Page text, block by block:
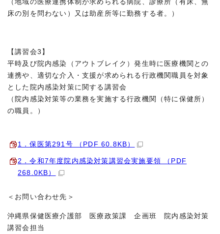
（地域の医療連携体制が求められる病院、診療所（有床、無
床の別を問わない）又は助産所等に勤務する者。）
【講習会3】
平時及び院内感染（アウトブレイク）発生時に医療機関との
連携や、適切な介入・支援が求められる行政機関職員を対象
とした院内感染対策に関する講習会
（院内感染対策等の業務を実施する行政機関（特に保健所）
の職員。）
1．保医第291号 （PDF 60.8KB）
2．令和7年度院内感染対策講習会実施要領 （PDF
268.0KB）
＜お問い合わせ先＞
沖縄県保健医療介護部 医療政策課 企画班 院内感染対策
講習会担当